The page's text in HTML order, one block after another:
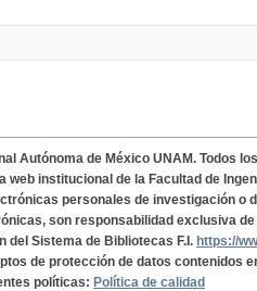
Autónoma de México UNAM. Todos
web institucional de la Facultad de
personales de investigación o
son responsabilidad exclusiva
del Sistema de Bibliotecas F.I. https://
de protección de datos contenidos
políticas: Política de calidad